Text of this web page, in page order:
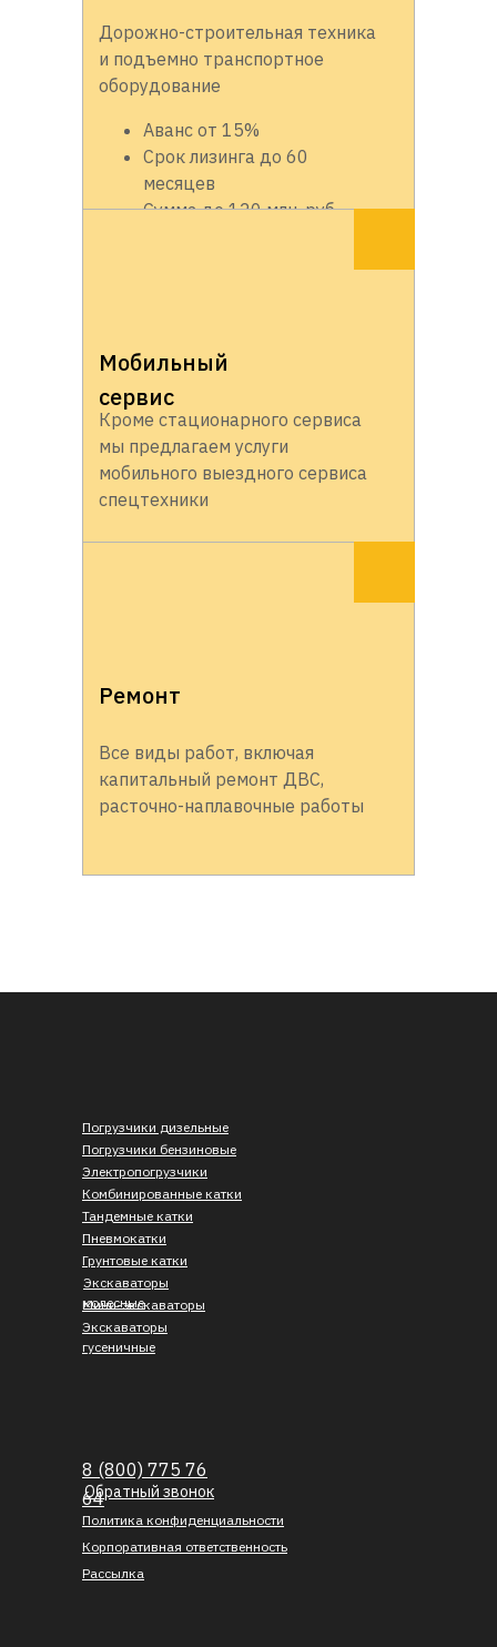
Дорожно-строительная техника
и подъемно транспортное
оборудование
Аванс от 15%
Срок лизинга до 60
месяцев
Сумма до 120 млн. руб.
Мобильный
сервис
Кроме стационарного сервиса
мы предлагаем услуги
мобильного выездного сервиса
спецтехники
Ремонт
Все виды работ, включая
капитальный ремонт ДВС,
расточно-наплавочные работы
Погрузчики дизельные
Погрузчики бензиновые
Электропогрузчики
Экскаваторы
колесные
Обратный звонок
Экскаваторы
гусеничные
Мини-экскаваторы
Комбинированные катки
Грунтовые катки
Тандемные катки
Пневмокатки
Корпоративная ответственность
Рассылка
8 (800) 775 76
64
Политика конфиденциальности